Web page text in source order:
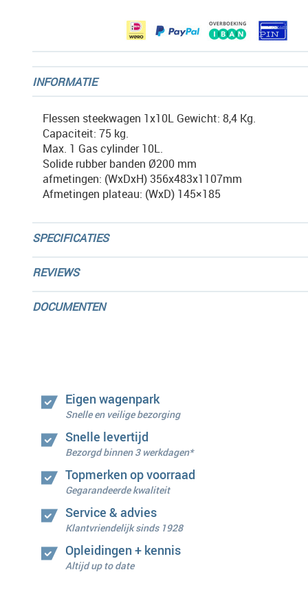
INFORMATIE
Flessen steekwagen 1x10L Gewicht: 8,4 Kg.
Capaciteit: 75 kg.
Max. 1 Gas cylinder 10L.
Solide rubber banden Ø200 mm
afmetingen: (WxDxH) 356x483x1107mm
Afmetingen plateau: (WxD) 145×185
SPECIFICATIES
REVIEWS
DOCUMENTEN
Eigen wagenpark
Snelle en veilige bezorging
Snelle levertijd
Bezorgd binnen 3 werkdagen*
Topmerken op voorraad
Gegarandeerde kwaliteit
Service & advies
Klantvriendelijk sinds 1928
Opleidingen + kennis
Altijd up to date